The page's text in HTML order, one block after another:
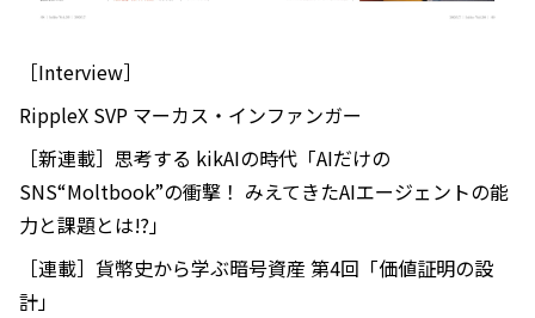
［Interview］
RippleX SVP マーカス・インファンガー
［新連載］思考する kikAIの時代「AIだけの
SNS“Moltbook”の衝撃！ みえてきたAIエージェントの能
力と課題とは⁉」
［連載］貨幣史から学ぶ暗号資産 第4回「価値証明の設
計」